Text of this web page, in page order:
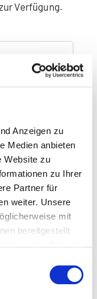
Anzeigen zu
Medien anbieten
Website zu
zu Ihrer
Partner für
weiter. Unsere
mit
bereitgestellt
Verfügung.